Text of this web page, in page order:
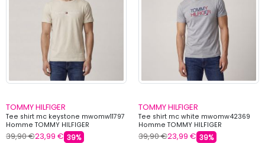
TOMMY HILFIGER
Tee shirt mc keystone mwomw11797
Homme TOMMY HILFIGER
39,90 €23,99 € 39%
TOMMY HILFIGER
Tee shirt mc white mwomw42369
Homme TOMMY HILFIGER
39,90 €23,99 € 39%